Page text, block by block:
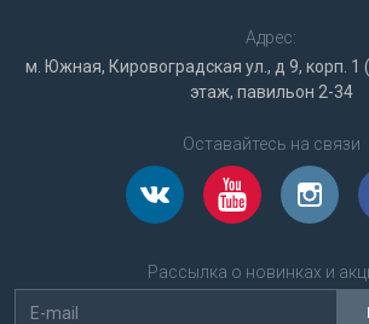
Адрес:
м. Южная, Кировоградская ул., д 9, корп. 1
этаж, павильон 2-34
Оставайтесь на связи
Рассылка о новинках и